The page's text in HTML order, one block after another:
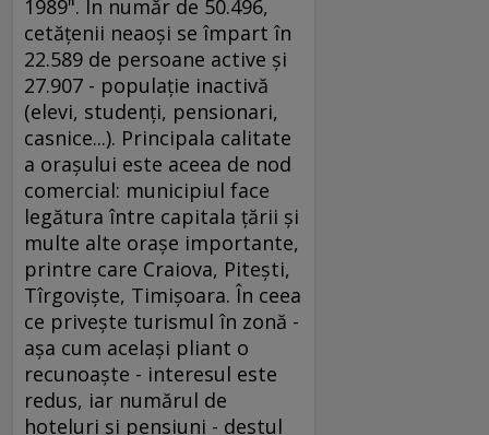
1989". În număr de 50.496,
cetăţenii neaoşi se împart în
22.589 de persoane active şi
27.907 - populaţie inactivă
(elevi, studenţi, pensionari,
casnice...). Principala calitate
a oraşului este aceea de nod
comercial: municipiul face
legătura între capitala ţării şi
multe alte oraşe importante,
printre care Craiova, Piteşti,
Tîrgovişte, Timişoara. În ceea
ce priveşte turismul în zonă -
aşa cum acelaşi pliant o
recunoaşte - interesul este
redus, iar numărul de
hoteluri şi pensiuni - destul